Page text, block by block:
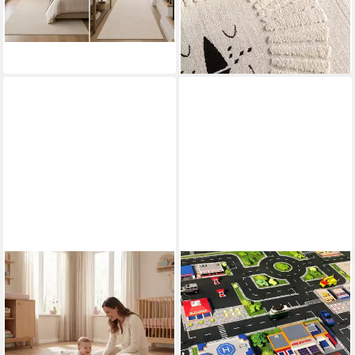
-31%
lieferbar - in 2-3 Werktagen bei dir
-10%
lieferbar - in 3-4 Werktagen bei dir